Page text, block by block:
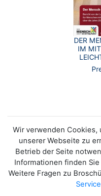
DER
IM
Wir verwenden Cookies,
unserer Webseite zu
Betrieb der Seite
Informationen finden
Weitere Fragen zu